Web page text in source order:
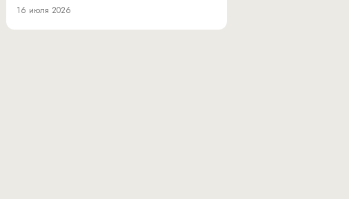
16 июля 2026